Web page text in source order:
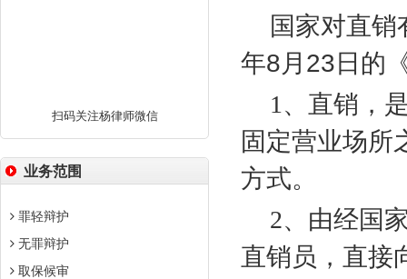
扫码关注杨律师微信
业务范围
罪轻辩护
无罪辩护
取保候审
国家对直
年8月 23 日的
1 、直销，
固定营业场所
方式。
2、由经国
直销员，直接